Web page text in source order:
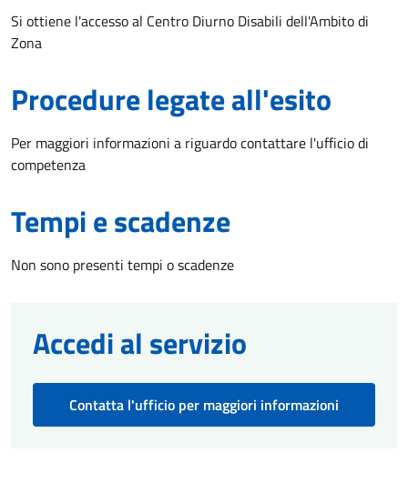
Si ottiene l'accesso al Centro Diurno Disabili dell'Ambito di
Zona
Procedure legate all'esito
Per maggiori informazioni a riguardo contattare l'ufficio di
competenza
Tempi e scadenze
Non sono presenti tempi o scadenze
Accedi al servizio
Contatta l'ufficio per maggiori informazioni